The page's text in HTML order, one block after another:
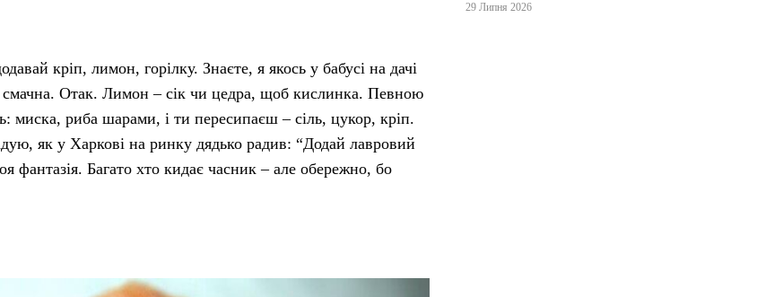
кріп, лимон, горілку. Знаєте, я якось у бабусі на дачі
смачна. Отак. Лимон – сік чи цедра, щоб кислинка. Певною
миска, риба шарами, і ти пересипаєш – сіль, цукор, кріп.
як у Харкові на ринку дядько радив: “Додай лавровий
фантазія. Багато хто кидає часник – але обережно, бо
29 Липня 2026